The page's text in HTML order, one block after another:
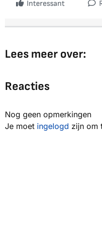
Interessant
Lees meer over:
Reacties
Nog geen opmerkingen
Je moet ingelogd zijn om